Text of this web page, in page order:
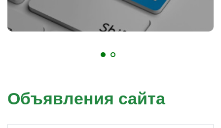
Объявления сайта